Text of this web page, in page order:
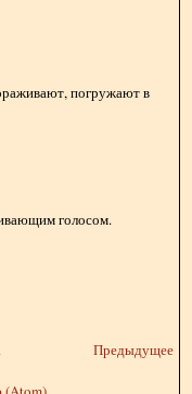
погружают в
голосом.
Предыдущее